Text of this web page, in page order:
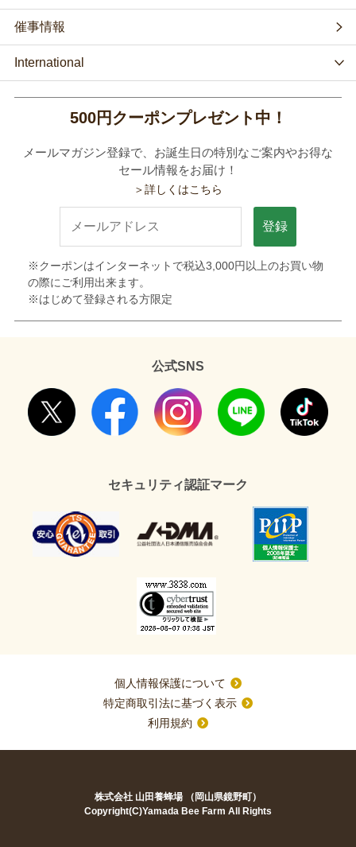
催事情報
International
500円クーポンプレゼント中！
メールマガジン登録で、お誕生日の特別なご案内やお得な
セール情報をお届け！
＞詳しくはこちら
登録
※クーポンはインターネットで税込3,000円以上のお買い物
の際にご利用出来ます。
※はじめて登録される方限定
公式SNS
セキュリティ認証マーク
個人情報保護について
特定商取引法に基づく表示
利用規約
株式会社 山田養蜂場 （岡山県鏡野町）
Copyright(C)Yamada Bee Farm All Rights